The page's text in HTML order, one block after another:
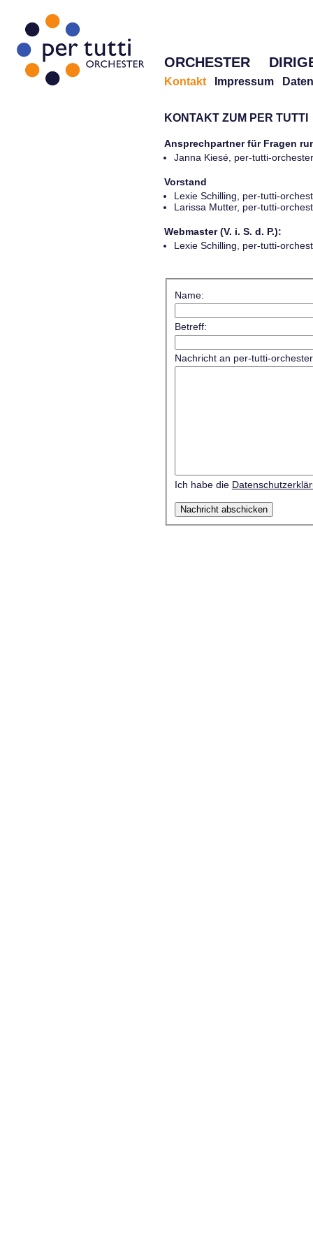
ORCHESTER
Kontakt Impressum
KONTAKT ZUM PER TUTTI
Ansprechpartner für Fragen
Janna Kiesé, per-tutti-
Vorstand
Lexie Schilling, per-tutti-
Larissa Mutter, per-tutti-
Webmaster (V. i. S. d. P.):
Lexie Schilling, per-tutti-
Name:
Betreff:
Nachricht an per-tutti-
Ich habe die